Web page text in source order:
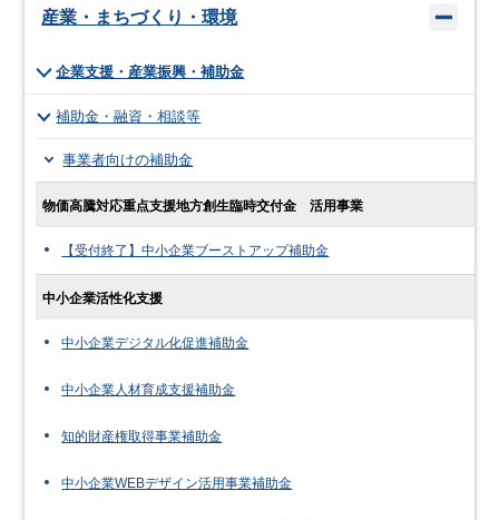
産業・まちづくり・環境
企業支援・産業振興・補助金
補助金・融資・相談等
事業者向けの補助金
物価高騰対応重点支援地方創生臨時交付金 活用事業
【受付終了】中小企業ブーストアップ補助金
中小企業活性化支援
中小企業デジタル化促進補助金
中小企業人材育成支援補助金
知的財産権取得事業補助金
中小企業WEBデザイン活用事業補助金